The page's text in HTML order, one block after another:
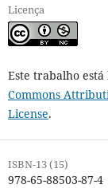
Licença
Este trabalho
Commons
License.
ISBN-13 (15)
978-65-88503-87-4